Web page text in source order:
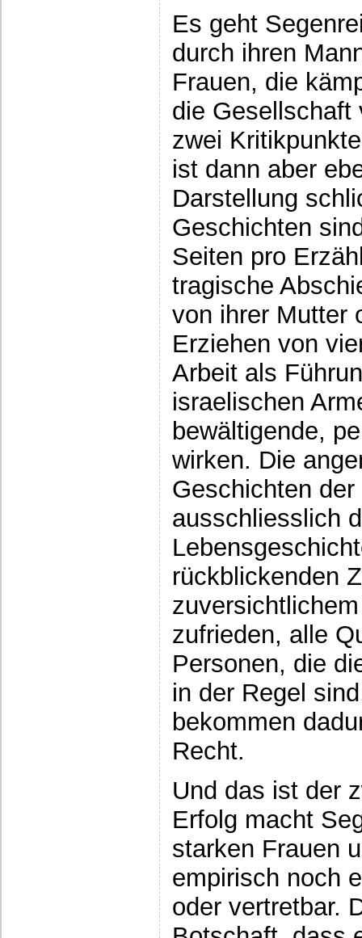
Es geht
durch ihren
Frauen, die
die Gesellschaft
zwei
ist dann aber
Darstellung
Geschichten
Seiten pro
tragische
von ihrer Mutter
Erziehen von
Arbeit als
israelischen
bewältigende,
wirken. Die
Geschichten
ausschliesslich
rückblickenden
zufrieden, alle
Personen, die
in der Regel
bekommen
Recht.
Und das ist der
Erfolg macht
starken Frauen
empirisch noch
oder vertretbar.